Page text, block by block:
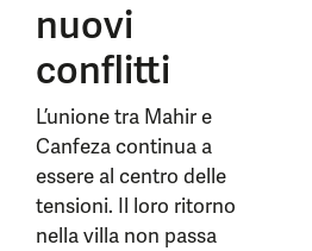
nuovi
conflitti
L’unione tra Mahir e
Canfeza continua a
essere al centro delle
tensioni. Il loro ritorno
nella villa non passa